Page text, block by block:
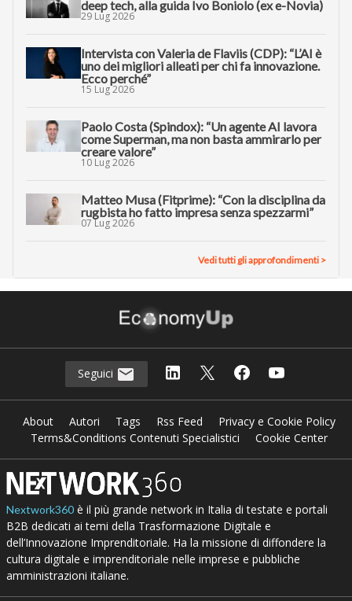
deep tech, alla guida Ivo Boniolo (ex e-Novia)
29 Lug 2026
Intervista con Valeria de Flaviis (CDP): “L’AI è
uno dei migliori alleati per chi fa innovazione.
Ecco perché”
15 Lug 2026
Paolo Costa (Spindox): “Un agente AI lavora
come Superman, ma non basta ammirarlo per
creare valore”
10 Lug 2026
Matteo Musa (Fitprime): “Con la disciplina da
rugbista ho fatto impresa senza spezzarmi”
07 Lug 2026
Vedi tutti gli approfondimenti >
Seguici
About Autori Tags Rss Feed
Privacy e Cookie Policy
Terms&Conditions Contenuti Specialistici
Cookie Center
Nextwork360è il più grande network in Italia di testate e portali
B2B dedicati ai temi della Trasformazione Digitale e
dell’Innovazione Imprenditoriale. Ha la missione di diffondere la
cultura digitale e imprenditoriale nelle imprese e pubbliche
amministrazioni italiane.